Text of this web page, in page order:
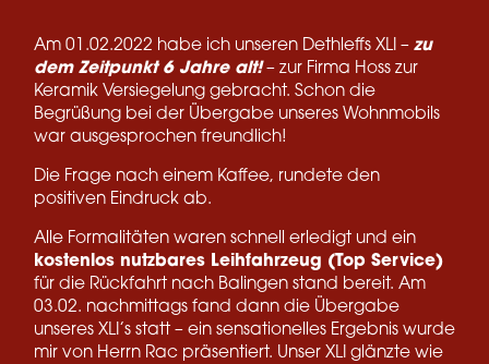
Am 01.02.2022 habe ich unseren Dethleffs XLI – zu
dem Zeitpunkt 6 Jahre alt!– zur Firma Hoss zur
Keramik Versiegelung gebracht. Schon die
Begrüßung bei der Übergabe unseres Wohnmobils
war ausgesprochen freundlich!
Die Frage nach einem Kaffee, rundete den
positiven Eindruck ab.
Alle Formalitäten waren schnell erledigt und ein
kostenlos nutzbares Leihfahrzeug (Top Service)
für die Rückfahrt nach Balingen stand bereit. Am
03.02. nachmittags fand dann die Übergabe
unseres XLI’s statt – ein sensationelles Ergebnis wurde
mir von Herrn Rac präsentiert. Unser XLI glänzte wie